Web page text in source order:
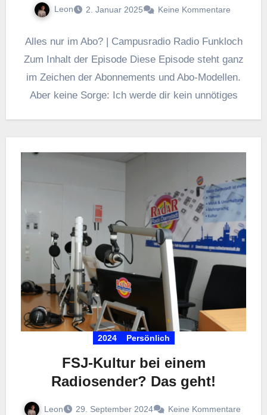
Leon 2. Januar 2025 Keine Kommentare
Alles nur im Abo? | Campusradio Radio Funkloch
Zum Inhalt der Episode Diese Episode steht ganz
im Zeichen der Abonnements und Abo-Modellen.
Aber keine Sorge: Ich werde dir kein unnötiges
2024 Persönlich
FSJ-Kultur bei einem
Radiosender? Das geht!
Leon 29. September 2024 Keine Kommentare